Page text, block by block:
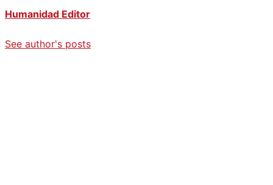
Humanidad Editor
See author's posts